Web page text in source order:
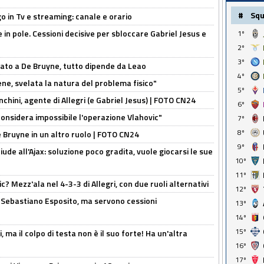
in Tv e streaming: canale e orario
in pole. Cessioni decisive per sbloccare Gabriel Jesus e
a De Bruyne, tutto dipende da Leao
svelata la natura del problema fisico"
agente di Allegri (e Gabriel Jesus) | FOTO CN24
impossibile l'operazione Vlahovic"
in un altro ruolo | FOTO CN24
all'Ajax: soluzione poco gradita, vuole giocarsi le sue
Mezz'ala nel 4-3-3 di Allegri, con due ruoli alternativi
Esposito, ma servono cessioni
ma il colpo di testa non è il suo forte! Ha un'altra
#
1º
2º
3º
4º
5º
6º
7º
8º
9º
10º
11º
12º
13º
14º
15º
16º
17º